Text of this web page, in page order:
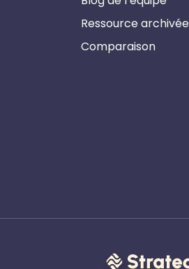
Ressource archivée
Comparaison